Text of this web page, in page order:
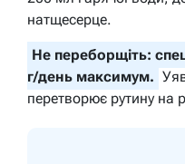
натщесерце.
Не переборщіть:
г/день максимум.
перетворює рутину на